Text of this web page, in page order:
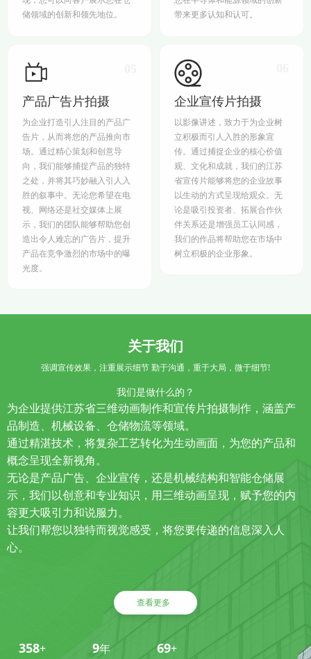
储领域的创新和领先地位。
带来更多认知和认可。
产品广告片拍摄
为企业打造引人注目的产品广
告片，从而将您的产品推向市
场。通过精心策划和创意导
向，我们能够捕捉产品的独特
之处，并将其巧妙融入引人入
胜的叙事中。无论您希望在电
视、网络还是社交媒体上展
示，我们的团队能够帮助您创
造出令人难忘的广告片，提升
产品在竞争激烈的市场中的曝
光度。
企业宣传片拍摄
以影像讲述，致力于为企业树
立积极而引人入胜的形象宣
传。通过捕捉企业的核心价值
观、文化和成就，我们的江苏
省宣传片能够将您的企业故事
以生动的方式呈现给观众。无
论是吸引投资者、拓展合作伙
伴关系还是增强员工认同感，
我们的作品将帮助您在市场中
树立积极的企业形象。
关于我们
强调宣传效果，注重展示细节 勤于沟通，重于大局，微于细节!
我们是做什么的？
为企业提供江苏省三维动画制作和宣传片拍摄制作，涵盖产
品制造、机械设备、仓储物流等领域。
通过精湛技术，将复杂工艺转化为生动画面，为您的产品和
概念呈现全新视角。
无论是产品广告、企业宣传，还是机械结构和智能仓储展
示，我们以创意和专业知识，用三维动画呈现，赋予您的内
容更大吸引力和说服力。
让我们帮您以独特而视觉感受，将您要传递的信息深入人
心。
查看更多
358+ 9年 69+